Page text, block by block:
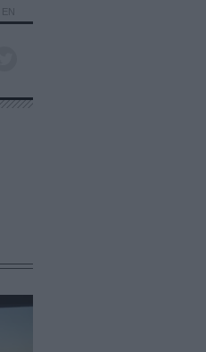
EN